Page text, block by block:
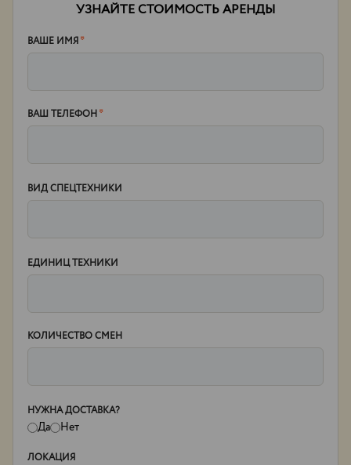
УЗНАЙТЕ СТОИМОСТЬ АРЕНДЫ
ВАШЕ ИМЯ*
ВАШ ТЕЛЕФОН*
ВИД СПЕЦТЕХНИКИ
ЕДИНИЦ ТЕХНИКИ
КОЛИЧЕСТВО СМЕН
НУЖНА ДОСТАВКА?
Да Нет
ЛОКАЦИЯ